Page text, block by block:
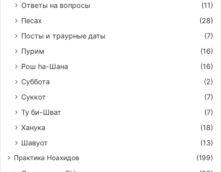
Ответы на вопросы
(11)
Песах
(28)
Посты и траурные даты
(7)
Пурим
(16)
Рош hа-Шана
(16)
Суббота
(2)
Суккот
(7)
Ту би-Шват
(7)
Ханука
(18)
Шавуот
(13)
Практика Ноахидов (199)